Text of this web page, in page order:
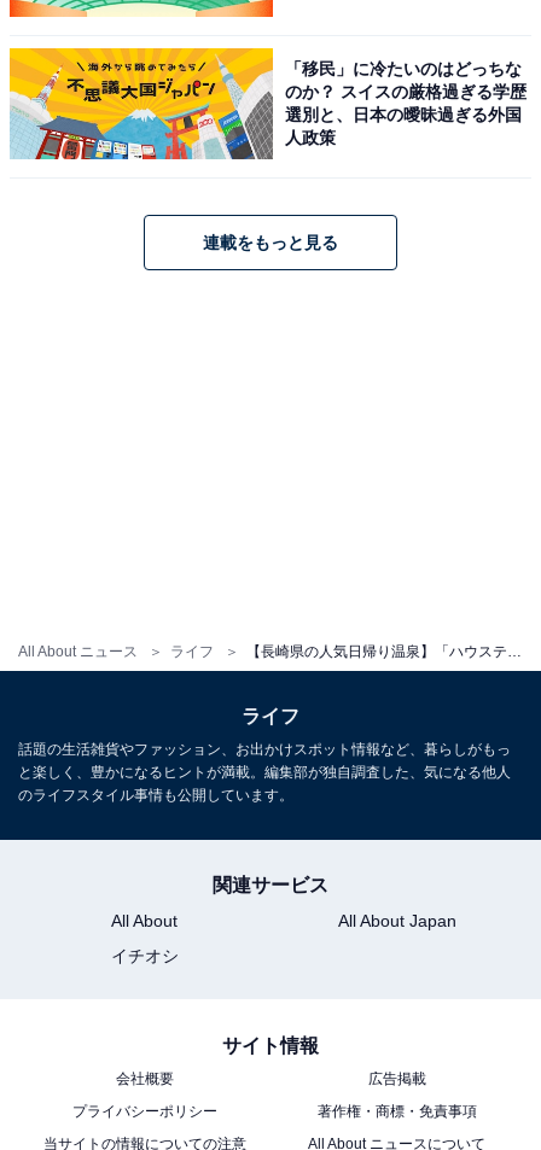
All About ニュース ライフ
アクセス
所在地：長崎県佐世保市ハウステンボス町6-1
アクセス：西肥バス「ハウステンボス西門」バス停より
すぐ。オフィシャルホテル宿泊者向けの専用シャトルバ
宿泊可否
宿泊：不可（営業時間が16:00〜24:00までの日帰り温泉
施設、かつ駐車場での車中泊も禁止されているため）
「移民」に冷たいのはどっちな
のか？ スイスの厳格過ぎる学歴
選別と、日本の曖昧過ぎる外国
人政策
連載をもっと見る
ライフ
話題の生活雑貨やファッション、お出かけスポット情報など、暮らしがもっ
と楽しく、豊かになるヒントが満載。編集部が独自調査した、気になる他人
のライフスタイル事情も公開しています。
関連サービス
All About
All About Japan
イチオシ
サイト情報
会社概要
広告掲載
プライバシーポリシー
著作権・商標・免責事項
当サイトの情報についての注意
All About ニュースについて